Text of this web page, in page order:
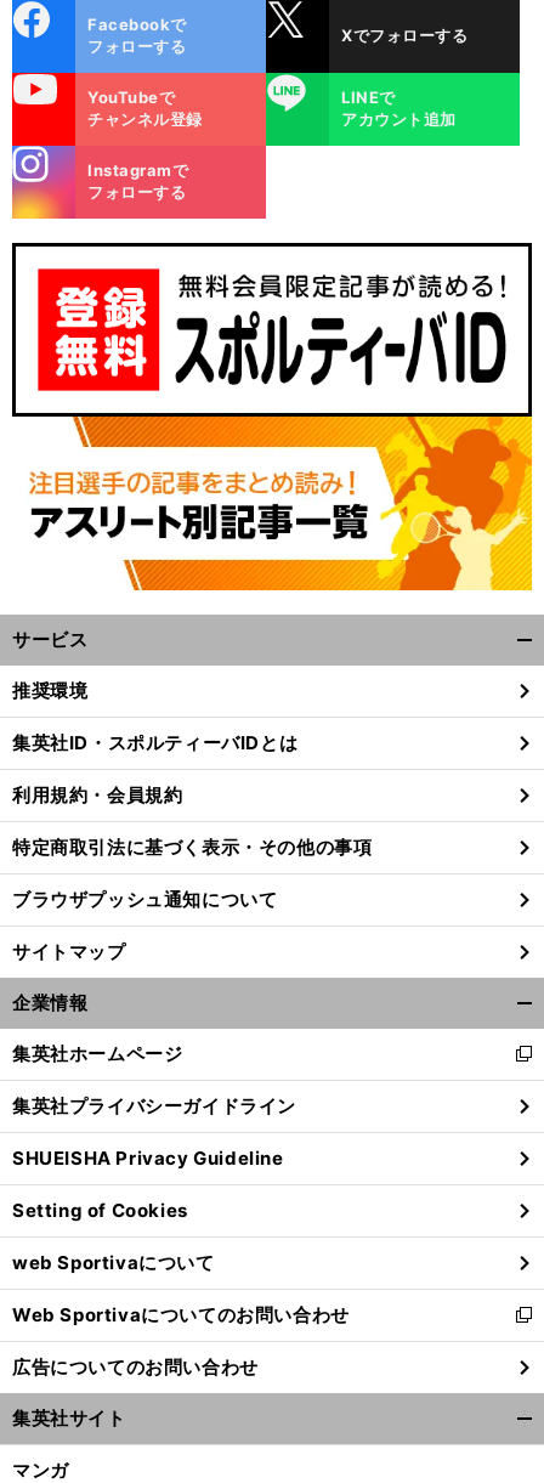
、
.
へ
ok
Facebookで
フォローする
Xでフォローする
YouTubeで
チャンネル登録
LINE
LINEで
アカウント追加
m
Instagramで
フォローする
サービス
閉
る
推奨環境
集英社ID・スポルティーバIDとは
利用規約・会員規約
特定商取引法に基づく表示・その他の事項
ブラウザプッシュ通知について
サイトマップ
企業情報
閉
る
集英社ホームページ
新
し
い
ウ
ィ
ン
ド
ウ
で
開
く
集英社プライバシーガイドライン
SHUEISHA Privacy Guideline
Setting of Cookies
web Sportivaについて
Web Sportivaについてのお問い合わせ
新
し
い
ウ
ィ
ン
広告についてのお問い合わせ
集英社サイト
マンガ